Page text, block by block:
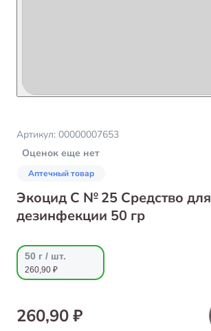
Артикул: 00000007653
Оценок еще нет
Аптечный товар
Экоцид С № 25 Средство для
дезинфекции 50 гр
50 г / шт.
260,90 ₽
260,90 ₽